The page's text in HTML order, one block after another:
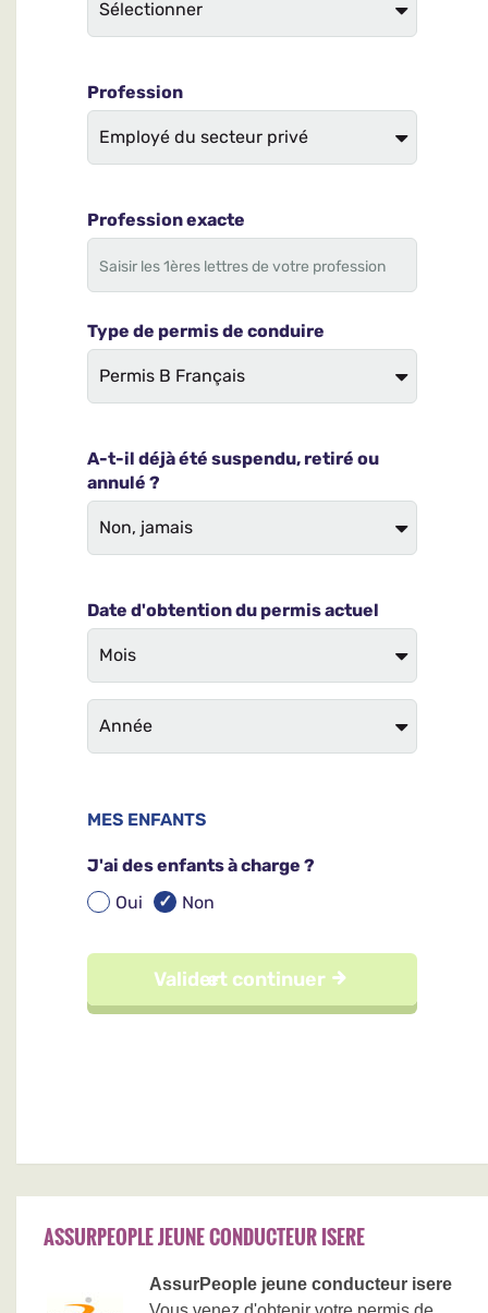
ASSURPEOPLE JEUNE CONDUCTEUR ISERE
AssurPeople jeune conducteur isere